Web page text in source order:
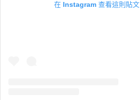
在 Instagram 查看這則貼文